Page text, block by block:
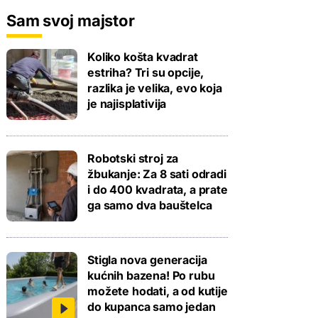
Sam svoj majstor
Koliko košta kvadrat
estriha? Tri su opcije,
razlika je velika, evo koja
je najisplativija
Robotski stroj za
žbukanje: Za 8 sati odradi
i do 400 kvadrata, a prate
ga samo dva bauštelca
Stigla nova generacija
kućnih bazena! Po rubu
možete hodati, a od kutije
do kupanca samo jedan